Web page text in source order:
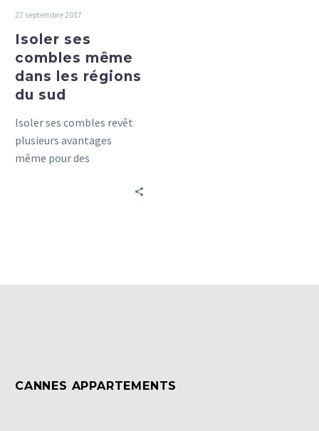
27 septembre 2017
Isoler ses
combles même
dans les régions
du sud
Isoler ses combles revêt
plusieurs avantages
même pour des
aussi vos besoins
CANNES APPARTEMENTS